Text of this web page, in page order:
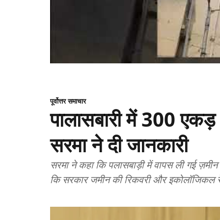
पूर्वोत्तर समाचार
पालासबारी में 300 एकड़
सरमा ने दी जानकारी
सरमा ने कहा कि पलासबाड़ी में वापस ली गई
कि सरकार जमीन की रिकवरी और इकोलॉजिकल